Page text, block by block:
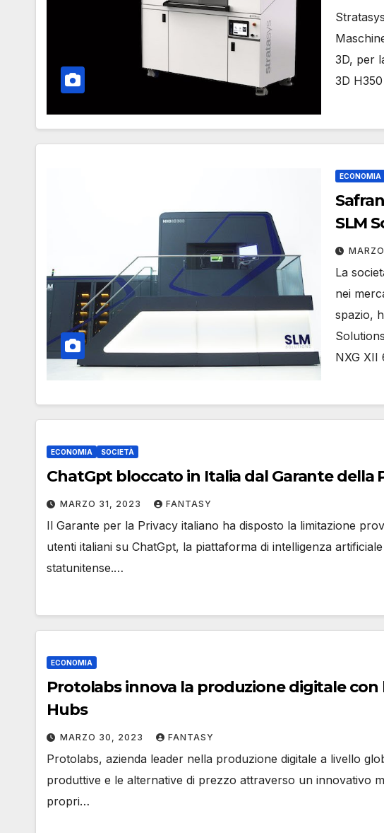
3D, per
3D
ECONOMIA
SLM
La
nei
spazio,
NXG XII
ECONOMIA SOCIETÀ
ChatGpt bloccato in Italia dal Garante della
MARZO 31, 2023 FANTASY
Il Garante per la Privacy italiano ha disposto la limitazione
utenti italiani su ChatGpt, la piattaforma di intelligenza
statunitense.…
ECONOMIA
Protolabs innova la produzione digitale
Hubs
MARZO 30, 2023 FANTASY
Protolabs, azienda leader nella produzione digitale a livello
produttive e le alternative di prezzo attraverso un innovativo
propri…